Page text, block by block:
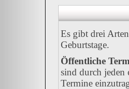
Es gibt drei
Geburtstage.
Öffentliche
sind durch jeden
Termine